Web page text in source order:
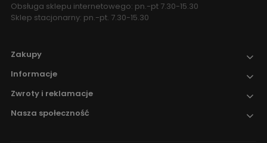
Obsługa sklepu internetowego: pn.-pt 7.30-15.30
Sklep stacjonarny: pn.-pt. 7.30-15.30
Zakupy
Informacje
Zwroty i reklamacje
Nasza społeczność